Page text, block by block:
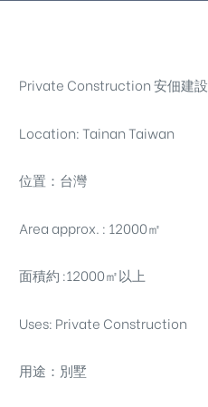
Private Construction 安佃建設
Location: Tainan Taiwan
位置：台灣
Area approx. : 12000㎡
面積約 :12000㎡以上
Uses: Private Construction
用途：別墅